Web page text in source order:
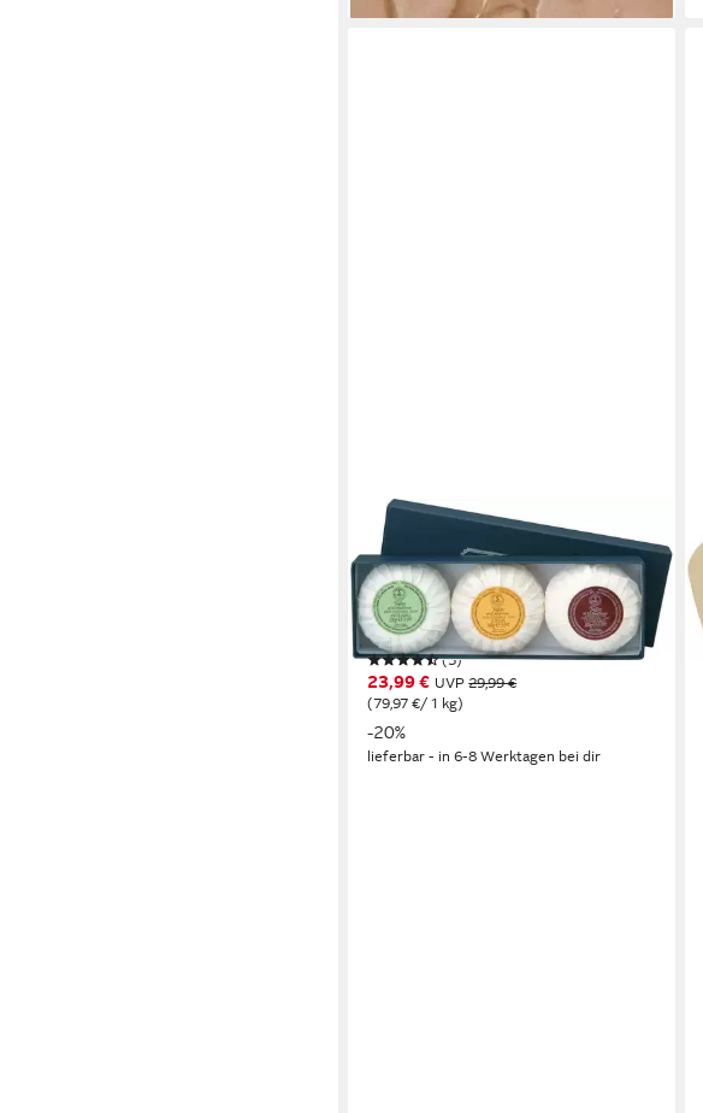
TAYLOR OF OLD BOND STREET
Seifen-Set Handseifen Geschenkset
Sandalwood, 3 x 100 g, 3-tlg.,
Natürliche Essenzen für empfindliche
Haut, langanhaltender Duft.
(3)
23,99 € UVP29,99 €
(79,97 €/ 1 kg)
-20%
lieferbar - in 6-8 Werktagen bei dir